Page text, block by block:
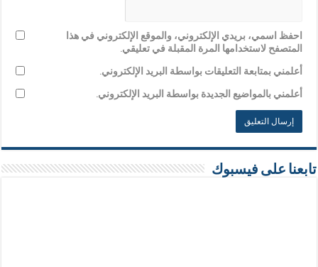
احفظ اسمي، بريدي الإلكتروني، والموقع الإلكتروني في هذا
المتصفح لاستخدامها المرة المقبلة في تعليقي.
أعلمني بمتابعة التعليقات بواسطة البريد الإلكتروني.
أعلمني بالمواضيع الجديدة بواسطة البريد الإلكتروني.
تابعنا على فيسبوك